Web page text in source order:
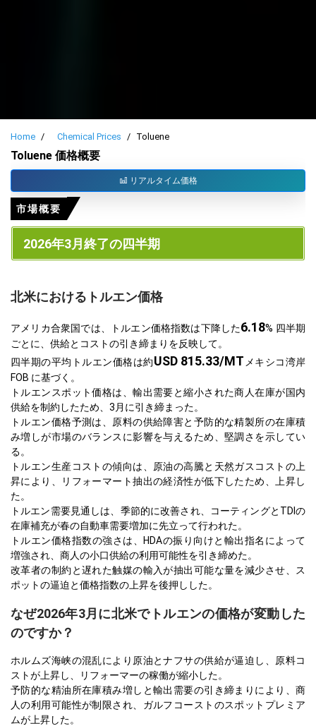
Home Chemical Prices Toluene
Toluene 価格概要
リアルタイム価格
市場概要
2026年3月終了の四半期
北米におけるトルエン価格
アメリカ合衆国では、トルエン価格指数は下降した6.18% 四半期
ごとに、供給とコストの引き締まりを反映して。
四半期の平均トルエン価格は約USD 815.33/MT メキシコ湾岸
FOB に基づく。
トルエンスポット価格は、輸出需要と縮小された商人在庫が国内
供給を制約したため、3月に引き締まった。
トルエン価格予測は、原料の供給障害と予防的な精製所の在庫積
み増しが市場のバランスに影響を与えるため、堅調さを示してい
る。
トルエン生産コストの傾向は、原油の高騰と天然ガスコストの上
昇により、リフォーマート抽出の経済性が低下したため、上昇し
た。
トルエン需要見通しは、季節的に改善され、コーティングとTDIの
在庫補充が春の自動車需要増加に先立って行われた。
トルエン価格指数の強さは、HDAの振り向けと輸出指名によって
増強され、商人の小口供給の利用可能性を引き締めた。
改革者の制約と遅れた触媒の輸入が抽出可能な量を減少させ、ス
ポットの逼迫と価格指数の上昇を後押しした。
なぜ2026年3月に北米でトルエンの価格が変動した
のですか？
ホルムズ海峡の混乱により原油とナフサの供給が逼迫し、原料コ
ストが上昇し、リフォーマーの稼働が縮小した。
予防的な精油所在庫積み増しと輸出需要の引き締まりにより、商
人の利用可能性が制限され、ガルフコーストのスポットプレミア
ムが上昇した。